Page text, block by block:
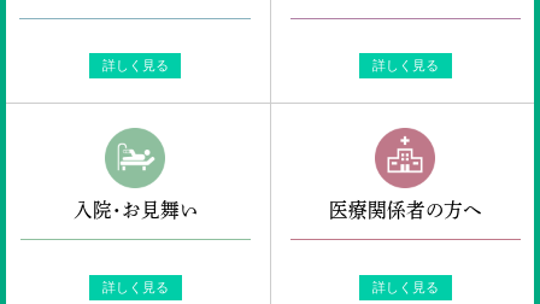
詳しく見る 詳しく見る
入院・お見舞い
詳しく見る
医療関係者の方へ
詳しく見る